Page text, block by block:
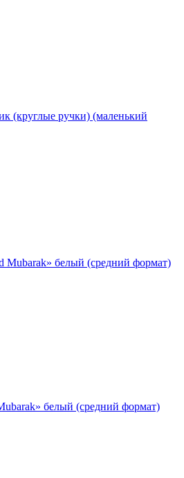
(круглые ручки) (маленький
белый (средний формат)